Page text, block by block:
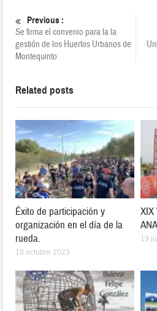
Previous :
Se firma el convenio para la la
gestión de los Huertos Urbanos de
Montequinto
Related posts
Éxito de participación y
organización en el día de la
rueda.
10 octubre 2023
XIX
ANA
19